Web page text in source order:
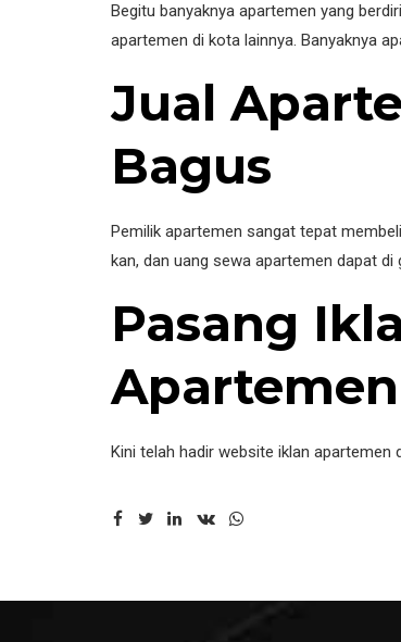
Begitu banyaknya apartemen yang
apartemen di kota lainnya. Banyaknya
Jual
Bagus
Pemilik apartemen sangat tepat
kan, dan uang sewa apartemen dapat
Pasang
Apartemen
Kini telah hadir website iklan apartemen